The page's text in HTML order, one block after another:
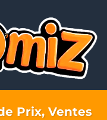
Prix, Ventes